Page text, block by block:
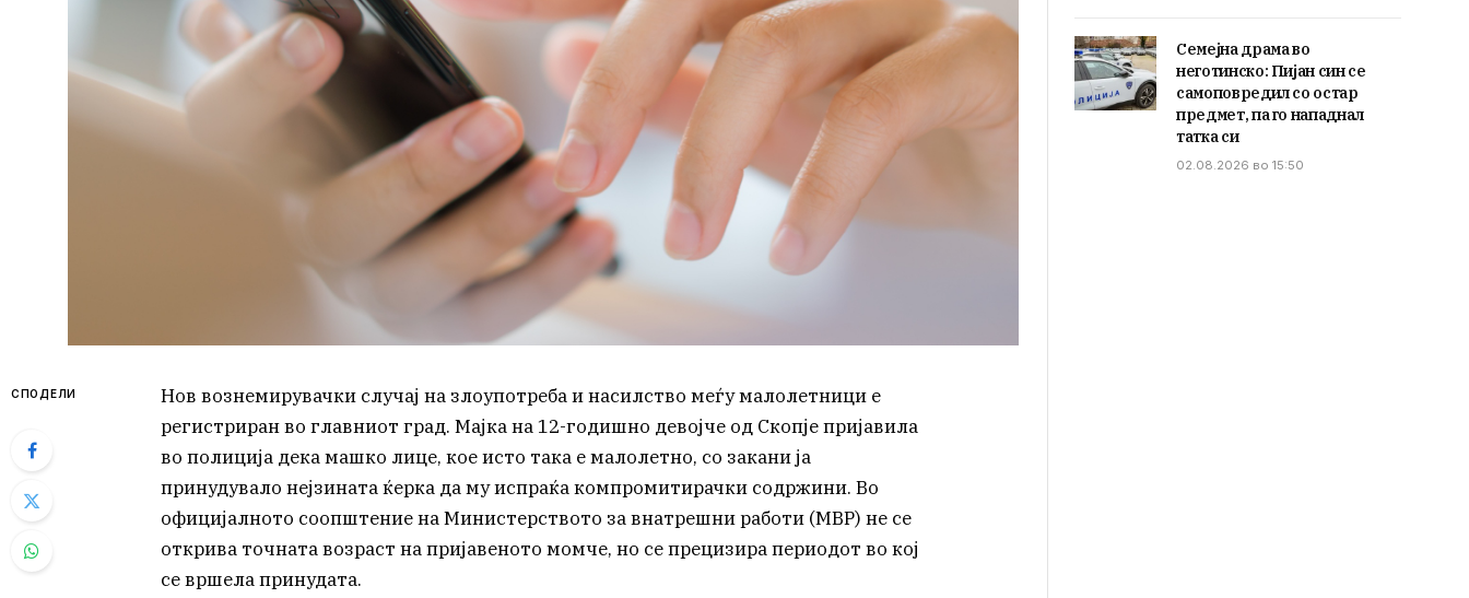
СПОДЕЛИ
Нов вознемирувачки случај на злоупотреба и насилство меѓу малолетници е
регистриран во главниот град. Мајка на 12-годишно девојче од Скопје пријавила
во полиција дека машко лице, кое исто така е малолетно, со закани ја
принудувало нејзината ќерка да му испраќа компромитирачки содржини. Во
официјалното соопштение на Министерството за внатрешни работи (МВР) не се
открива точната возраст на пријавеното момче, но се прецизира периодот во кој
се вршела принудата.
Семејна драма во
неготинско: Пијан син се
самоповредил со остар
предмет, па го нападнал
татка си
02.08.2026 во 15:50